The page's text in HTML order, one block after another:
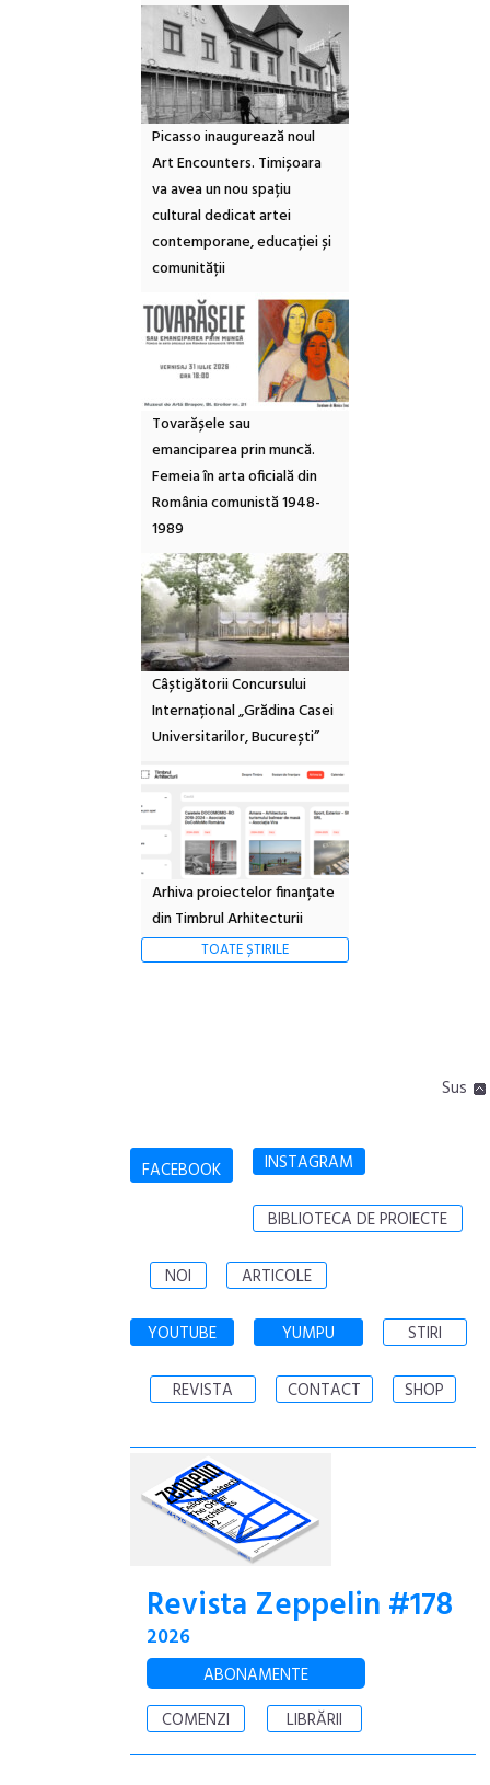
Picasso inaugurează noul
Art Encounters. Timișoara
va avea un nou spațiu
cultural dedicat artei
contemporane, educației și
comunității
Tovarășele sau
emanciparea prin muncă.
Femeia în arta oficială din
România comunistă 1948-
1989
Câștigătorii Concursului
Internațional „Grădina Casei
Universitarilor, București”
Arhiva proiectelor finanțate
din Timbrul Arhitecturii
TOATE ȘTIRILE
Sus
FACEBOOK INSTAGRAM
BIBLIOTECA DE PROIECTE
NOI ARTICOLE
YOUTUBE YUMPU STIRI
REVISTA CONTACT SHOP
Revista Zeppelin #178
2026
ABONAMENTE
COMENZI
LIBRĂRII